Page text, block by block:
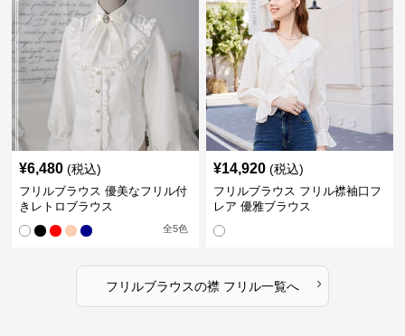
¥6,480 (税込)
フリルブラウス 優美なフリル付
きレトロブラウス
全5色
¥14,920 (税込)
フリルブラウス フリル襟袖口フ
レア 優雅ブラウス
フリルブラウスの襟 フリル一覧へ ›